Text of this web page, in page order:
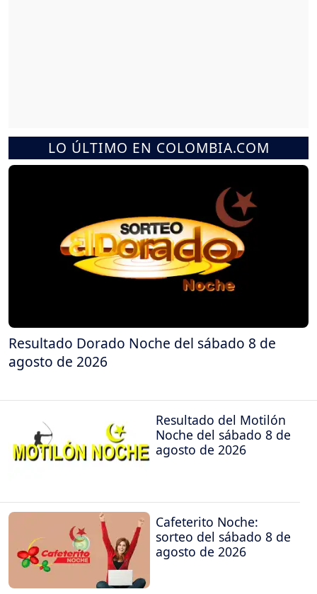
LO ÚLTIMO EN COLOMBIA.COM
Resultado Dorado Noche del sábado 8 de
agosto de 2026
Resultado del Motilón
Noche del sábado 8 de
agosto de 2026
Cafeterito Noche:
sorteo del sábado 8 de
agosto de 2026